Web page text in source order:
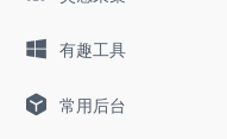
有趣工具
常用后台